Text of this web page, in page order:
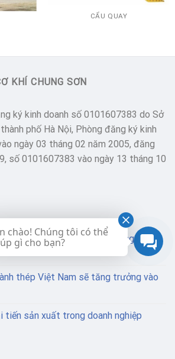
CẨU QUAY
KHÍ CHUNG SƠN
ký kinh doanh số 0101607383 do Sở
phố Hà Nội, Phòng đăng ký kinh
ngày 03 tháng 02 năm 2005, đăng
số 0101607383 vào ngày 13 tháng 10
trình kiến tạo giá trị của Công ty
Chung Sơn
thép Việt Nam sẽ tăng trưởng vào
tiến sản xuất trong doanh nghiệp
chào! Chúng tôi có thể
gì cho bạn?